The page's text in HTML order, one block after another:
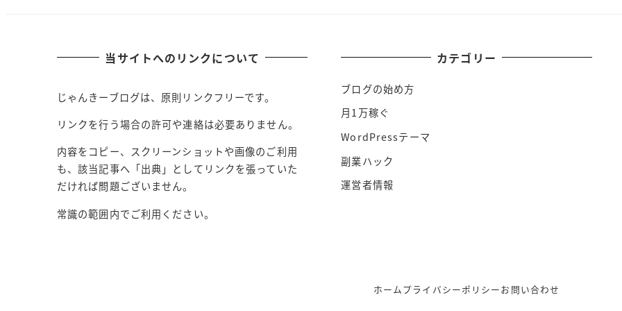
当サイトへのリンクについて
じゃんきーブログは、原則リンクフリーです。
リンクを行う場合の許可や連絡は必要ありません。
内容をコピー、スクリーンショットや画像のご利用
も、該当記事へ「出典」としてリンクを張っていた
だければ問題ございません。
常識の範囲内でご利用ください。
カテゴリー
ブログの始め方
月1万稼ぐ
WordPressテーマ
副業ハック
運営者情報
ホームプライバシーポリシーお問い合わせ